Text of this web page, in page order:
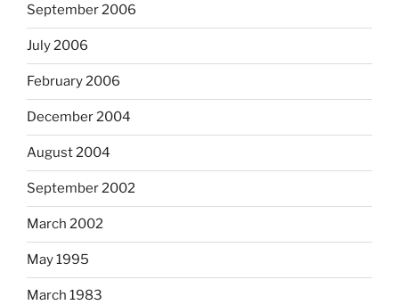
September 2006
July 2006
February 2006
December 2004
August 2004
September 2002
March 2002
May 1995
March 1983